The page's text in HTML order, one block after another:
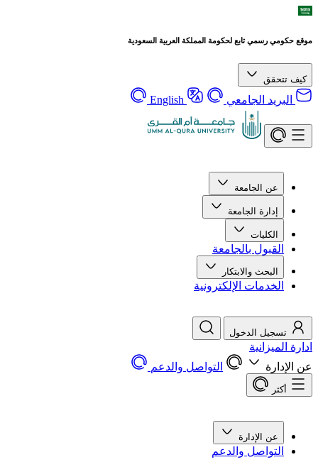
موقع حكومي رسمي تابع لحكومة المملكة العربية السعودية
كيف تتحقق
البريد الجامعي English
عن الجامعة
إدارة الجامعة
الكليات
القبول بالجامعة
البحث والابتكار
الخدمات الإلكترونية
تسجيل الدخول
ادارة الميزانية
عن الإدارة
التواصل والدعم
أكثر
عن الإدارة
التواصل والدعم